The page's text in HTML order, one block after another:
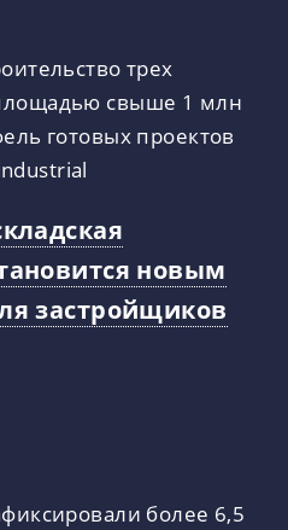
трех
свыше 1 млн
готовых проектов
новым
застройщиков
более 6,5